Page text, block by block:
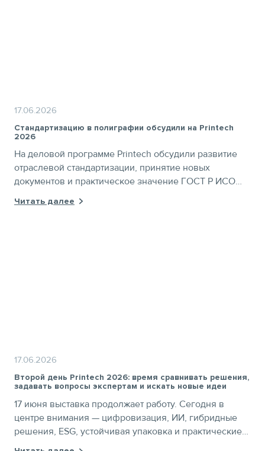
17.06.2026
Стандартизацию в полиграфии обсудили на Printech
2026
На деловой программе Printech обсудили развитие
отраслевой стандартизации, принятие новых
документов и практическое значение ГОСТ Р ИСО
12647-6:2025 для флексографской печати
Читать далее
17.06.2026
Второй день Printech 2026: время сравнивать решения,
задавать вопросы экспертам и искать новые идеи
17 июня выставка продолжает работу. Сегодня в
центре внимания — цифровизация, ИИ, гибридные
решения, ESG, устойчивая упаковка и практические